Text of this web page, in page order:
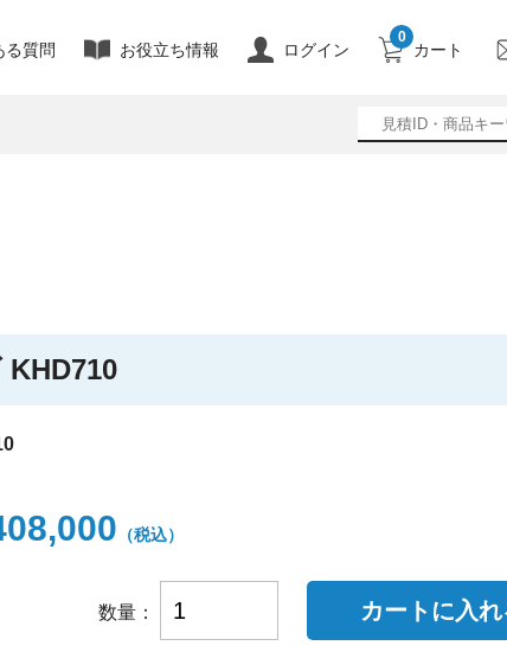
る質問 お役立ち情報 ログイン カート
0
KHD710
（税込）
数量：